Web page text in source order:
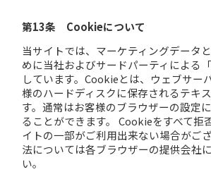
第13条 Cookieについて
当サイトでは、マーケティングデータ
めに当社およびサードパーティによる
しています。Cookieとは、ウェブサー
様のハードディスクに保存されるテキ
す。通常はお客様のブラウザーの設定
ることができます。 Cookieをすべて拒
イトの一部がご利用出来ない場合がご
法については各ブラウザーの提供会社
い。